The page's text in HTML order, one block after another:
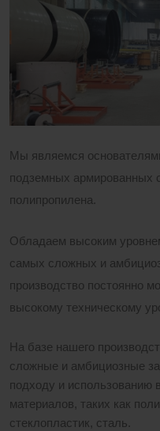
Мы являемся
подземных армированных
полипропилена.
Обладаем высоким
самых сложных и
производство постоянно
высокому техническому
На базе нашего
сложные и амбициозные
подходу и использованию
материалов, таких как
стеклопластик, сталь.